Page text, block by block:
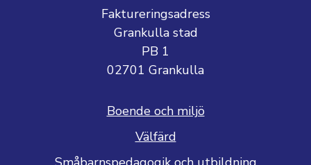
Faktureringsadress
Grankulla stad
PB 1
02701 Grankulla
Boende och miljö
Välfärd